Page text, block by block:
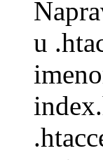
u